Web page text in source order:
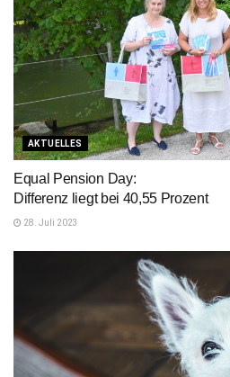
AKTUELLES
Equal Pension Day:
Differenz liegt bei 40,55 Prozent
28. Juli 2023